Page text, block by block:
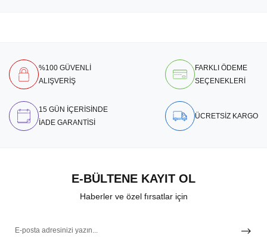
%100 GÜVENLİ
ALIŞVERİŞ
FARKLI ÖDEME
SEÇENEKLERİ
15 GÜN İÇERİSİNDE
İADE GARANTİSİ
ÜCRETSİZ KARGO
E-BÜLTENE KAYIT OL
Haberler ve özel fırsatlar için